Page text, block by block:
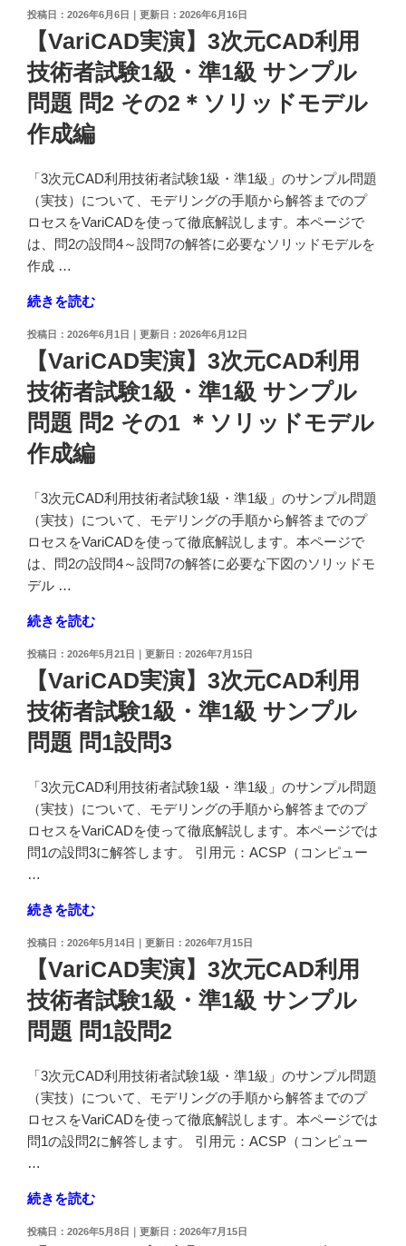
準
級
サ
ン
プ
ル
題
問
2
そ
の
４
設
4
～
設
問
7
解
編"
演】
次
元
CAD
利
技
術
者
試
験
級・
準
級
サ
ン
プ
ル
題
問
2
そ
の
3
ソ
ッ
ド
モ
ル
作
成
編"
の
投
2026年6月6日 2026年6月16日
【VariCAD実演】3次元CAD利用
技術者試験1級・準1級 サンプル
問題 問2 その2＊ソリッドモデル
作成編
「3次元CAD利用技術者試験1級・準1級」のサンプル問題
（実技）について、モデリングの手順から解答までのプ
ロセスをVariCADを使って徹底解説します。本ページで
は、問2の設問4～設問7の解答に必要なソリッドモデルを
作成 …
"【VariCAD
演】
次
元
CAD
利
技
術
者
試
験
級・
準
級
サ
ン
プ
ル
問
題
問
の
＊
リ
ッ
ド
ル
作
成
編"
の
続きを読む
投
2026年6月1日 2026年6月12日
【VariCAD実演】3次元CAD利用
技術者試験1級・準1級 サンプル
問題 問2 その1 ＊ソリッドモデル
作成編
「3次元CAD利用技術者試験1級・準1級」のサンプル問題
（実技）について、モデリングの手順から解答までのプ
ロセスをVariCADを使って徹底解説します。本ページで
は、問2の設問4～設問7の解答に必要な下図のソリッドモ
デル …
"【VariCAD
演】
次
元
CAD
技
術
者
試
験
級・
1
級
サ
プ
ル
問
題
問
そ
の
続きを読む
投
2026年5月21日 2026年7月15日
【VariCAD実演】3次元CAD利用
技術者試験1級・準1級 サンプル
問題 問1設問3
「3次元CAD利用技術者試験1級・準1級」のサンプル問題
（実技）について、モデリングの手順から解答までのプ
ロセスをVariCADを使って徹底解説します。本ページでは
問1の設問3に解答します。 引用元：ACSP（コンピュー
…
"【VariCAD
演】
次
元
CAD
技
術
者
試
験
級・
続きを読む
投
2026年5月14日 2026年7月15日
【VariCAD実演】3次元CAD利用
技術者試験1級・準1級 サンプル
問題 問1設問2
「3次元CAD利用技術者試験1級・準1級」のサンプル問題
（実技）について、モデリングの手順から解答までのプ
ロセスをVariCADを使って徹底解説します。本ページでは
問1の設問2に解答します。 引用元：ACSP（コンピュー
…
"【VariCAD
演】
続きを読む
投
2026年5月8日 2026年7月15日